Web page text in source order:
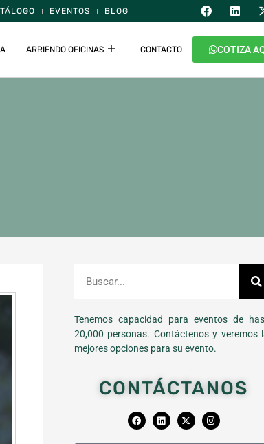
EVENTOS BLOG
ARRIENDO OFICINAS CONTACTO COTIZA
Tenemos capacidad para eventos de
20,000 personas. Contáctenos y veremos
mejores opciones para su evento.
CONTÁCTANOS